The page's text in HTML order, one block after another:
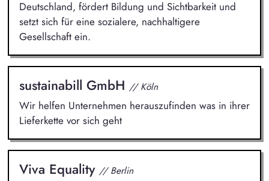
Deutschland, fördert Bildung und Sichtbarkeit und
setzt sich für eine sozialere, nachhaltigere
Gesellschaft ein.
sustainabill GmbH // Köln
Wir helfen Unternehmen herauszufinden was in ihrer
Lieferkette vor sich geht
Viva Equality // Berlin